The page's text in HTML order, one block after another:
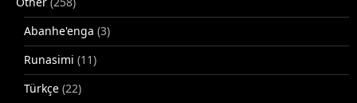
Abanhe'enga (3)
Runasimi (11)
Türkçe (22)